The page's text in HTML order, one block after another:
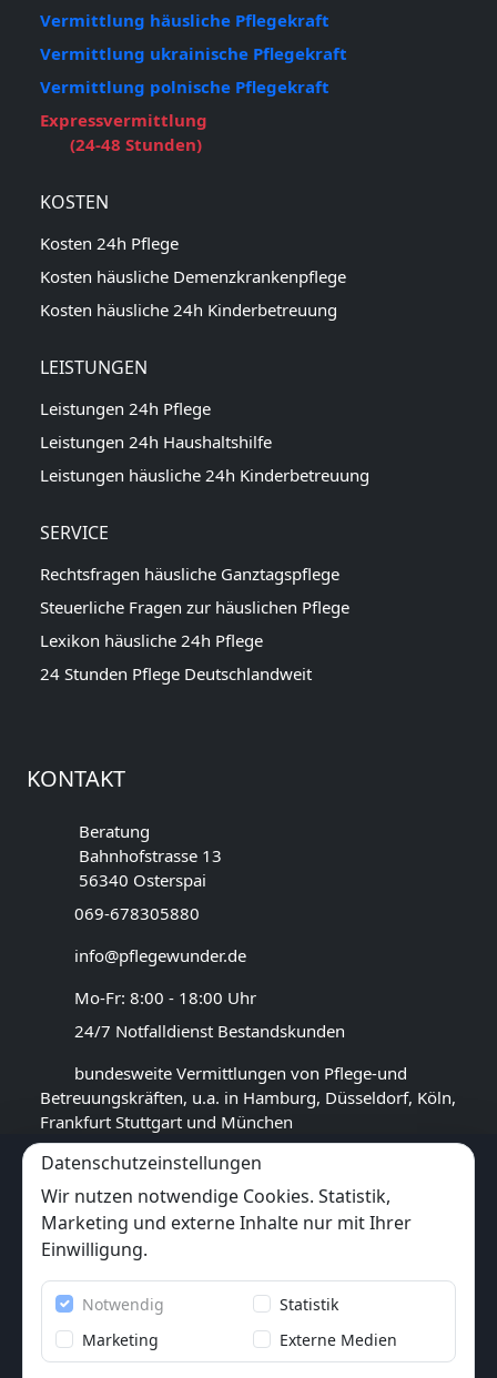
Vermittlung häusliche Pflegekraft
Vermittlung ukrainische Pflegekraft
Vermittlung polnische Pflegekraft
Expressvermittlung
(24-48 Stunden)
KOSTEN
Kosten 24h Pflege
Kosten häusliche Demenzkrankenpflege
Kosten häusliche 24h Kinderbetreuung
LEISTUNGEN
Leistungen 24h Pflege
Leistungen 24h Haushaltshilfe
Leistungen häusliche 24h Kinderbetreuung
SERVICE
Rechtsfragen häusliche Ganztagspflege
Steuerliche Fragen zur häuslichen Pflege
Lexikon häusliche 24h Pflege
24 Stunden Pflege Deutschlandweit
KONTAKT
Beratung
Bahnhofstrasse 13
56340 Osterspai
069-678305880
info@pflegewunder.de
Mo-Fr: 8:00 - 18:00 Uhr
24/7 Notfalldienst Bestandskunden
bundesweite Vermittlungen von Pflege-und
Betreuungskräften, u.a. in Hamburg, Düsseldorf, Köln,
Frankfurt Stuttgart und München
GOOGLE BEWERTUNG
4,5 ★★★★★
( 17 Rezensionen)
6x★★★★★
(6 Bewertungen)
Datenschutzeinstellungen
Wir nutzen notwendige Cookies. Statistik,
Marketing und externe Inhalte nur mit Ihrer
Einwilligung.
Notwendig
Statistik
Marketing
Externe Medien